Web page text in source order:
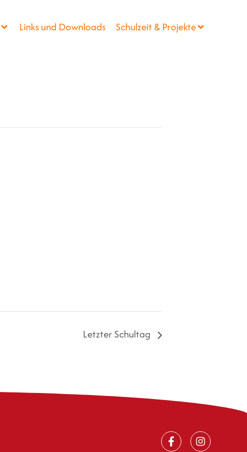
Links und Downloads Schulzeit & Projekte
Letzter Schultag